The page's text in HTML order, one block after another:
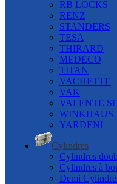
RB LOCKS
RENZ
STANDERS
TESA
THIRARD
MEDECO
TITAN
VACHETTE
VAK
VALENTE
WINKHAUS
YARDENI
Cylindres
Cylindres
Cylindres à
Demi